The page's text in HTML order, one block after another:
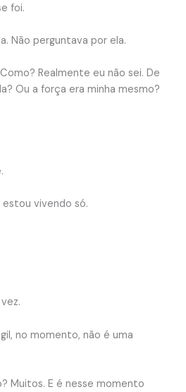
foi.
Não perguntava por ela.
Realmente eu não sei. De
Ou a força era minha mesmo?
estou vivendo só.
no momento, não é uma
Muitos. E é nesse momento